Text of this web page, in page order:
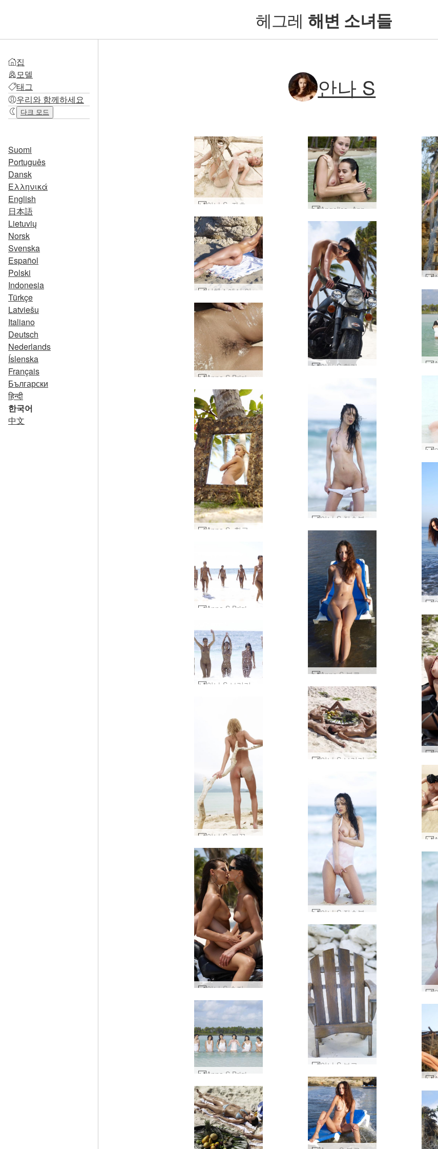
헤그레 해변 소녀들
집
모델
태그
우리와 함께하세요
다크 모드
Suomi
Português
Dansk
Ελληνικά
English
日本語
Lietuvių
Norsk
Svenska
Español
Polski
Indonesia
Türkçe
Latviešu
Italiano
Deutsch
Nederlands
Íslenska
Français
Български
हिन्दी
한국어
中文
안나 S
Angelica, Anna S. 및 Paulina 젖은 트리오 #41
시체스에서 안나 S 누드 #7
Anna S Brigi Melissa Suzie Suzie Carina 습식 및 모래 #81
안나 S 잠수복 #53
Anna S 블루 선베드 #87
안나 S 브리기 멜리사 수지 수지 카리나 포메이션 #5
안나 S 수지 카리나 할리 데이비슨 #69